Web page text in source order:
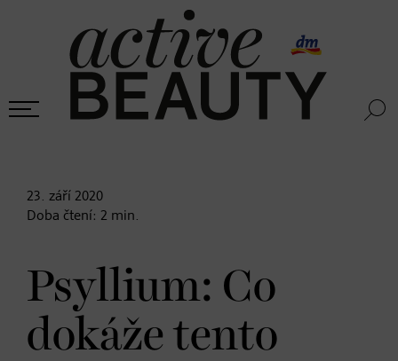
23. září 2020
Doba čtení: 2 min.
Psyllium: Co
dokáže tento